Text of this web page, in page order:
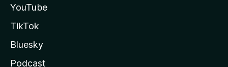
YouTube
TikTok
Bluesky
Podcast